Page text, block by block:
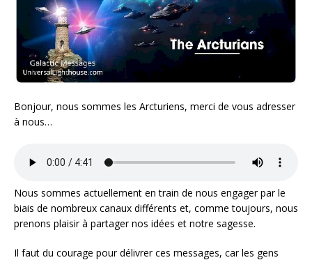
Bonjour, nous sommes les Arcturiens, merci de vous adresser
à nous…
Nous sommes actuellement en train de nous engager par le
biais de nombreux canaux différents et, comme toujours, nous
prenons plaisir à partager nos idées et notre sagesse.
Il faut du courage pour délivrer ces messages, car les gens